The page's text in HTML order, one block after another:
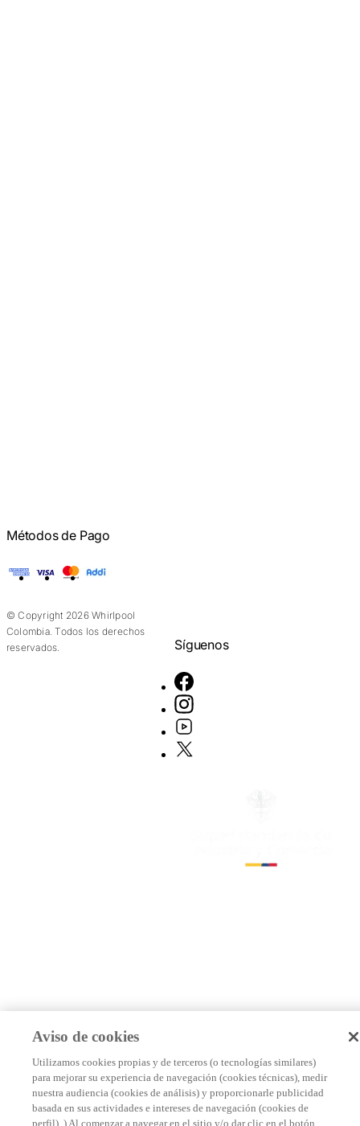
Métodos de Pago
American Express
Visa Mastercard
© Copyright 2026 Whirlpool
Colombia. Todos los derechos
reservados.
Síguenos
Aviso de cookies
Utilizamos cookies propias y de terceros (o tecnologías similares)
para mejorar su experiencia de navegación (cookies técnicas), medir
nuestra audiencia (cookies de análisis) y proporcionarle publicidad
basada en sus actividades e intereses de navegación (cookies de
perfil). ) Al comenzar a navegar en el sitio y/o dar clic en el botón